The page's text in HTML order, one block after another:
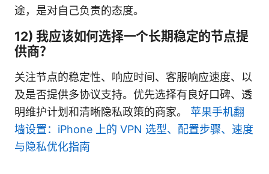
途，是对自己负责的态度。
12) 我应该如何选择一个长期稳定的节点提
供商？
关注节点的稳定性、响应时间、客服响应速度、以
及是否提供多协议支持。优先选择有良好口碑、透
明维护计划和清晰隐私政策的商家。 苹果手机翻
墙设置：iPhone 上的 VPN 选型、配置步骤、速度
与隐私优化指南